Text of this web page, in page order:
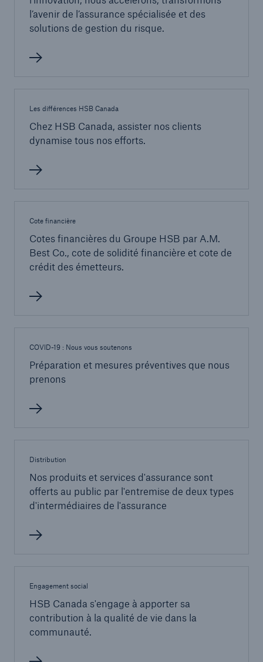
l’avenir de l’assurance spécialisée et des
solutions de gestion du risque.
Les différences HSB Canada
Chez HSB Canada, assister nos clients
dynamise tous nos efforts.
Cote financière
Cotes financières du Groupe HSB par A.M.
Best Co., cote de solidité financière et cote de
crédit des émetteurs.
COVID-19 : Nous vous soutenons
Préparation et mesures préventives que nous
prenons
Distribution
Nos produits et services d'assurance sont
offerts au public par l'entremise de deux types
d'intermédiaires de l'assurance
Engagement social
HSB Canada s'engage à apporter sa
contribution à la qualité de vie dans la
communauté.